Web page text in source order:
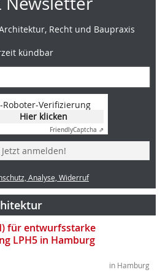
Recht und Baupraxis
kündbar
Roboter-Verifizierung
Hier klicken
FriendlyCaptcha ⇗
Jetzt anmelden!
Analyse, Widerruf
für entwurfsstarke
LPH5 in Hamburg
in Hamburg